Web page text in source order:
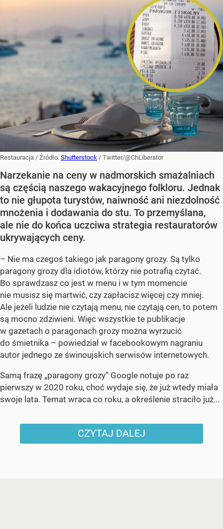
Restauracja / Źródło: Shutterstock / Twitter/@ChLiberator
Narzekanie na ceny w nadmorskich smażalniach
są częścią naszego wakacyjnego folkloru. Jednak
to nie głupota turystów, naiwność ani niezdolność
mnożenia i dodawania do stu. To przemyślana,
ale nie do końca uczciwa strategia restauratorów
ukrywających ceny.
– Nie ma czegoś takiego jak paragony grozy. Są tylko
paragony grozy dla idiotów, którzy nie potrafią czytać.
Bo sprawdzasz co jest w menu i w tym momencie
nie musisz się martwić, czy zapłacisz więcej czy mniej.
Ale jeżeli ludzie nie czytają menu, nie czytają cen, to potem
są mocno zdziwieni. Więc wszystkie te publikacje
w gazetach o paragonach grozy można wyrzucić
do śmietnika – powiedział w facebookowym nagraniu
autor jednego ze świnoujskich serwisów internetowych.
Samą frazę „paragony grozy” Google notuje po raz
pierwszy w 2020 roku, choć wydaje się, że już wtedy miała
swoje lata. Temat wraca co roku, a określenie straciło już...
CZYTAJ DALEJ